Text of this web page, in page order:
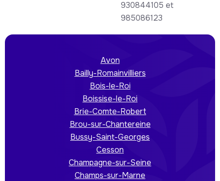
930844105 et
985086123
Avon
Bailly-Romainvilliers
Bois-le-Roi
Boissise-le-Roi
Brie-Comte-Robert
Brou-sur-Chantereine
Bussy-Saint-Georges
Cesson
Champagne-sur-Seine
Champs-sur-Marne